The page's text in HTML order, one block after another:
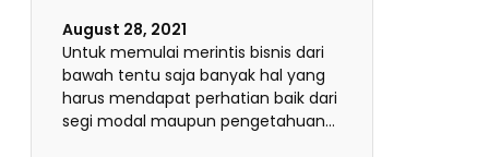
August 28, 2021
Untuk memulai merintis bisnis dari
bawah tentu saja banyak hal yang
harus mendapat perhatian baik dari
segi modal maupun pengetahuan…